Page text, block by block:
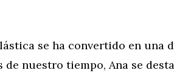
se ha convertido en una
nuestro tiempo, Ana se